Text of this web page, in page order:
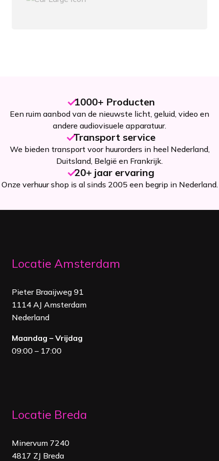
1000+ Producten
Een ruim aanbod van de nieuwste licht, geluid, video en
andere audiovisuele apparatuur.
Transport service
We bieden transport voor huurorders in heel Nederland,
Duitsland, België en Frankrijk.
20+ jaar ervaring
Onze verhuur shop is al sinds 2005 een begrip in Nederland.
Locatie Amsterdam
Pieter Braaijweg 91
1114 AJ Amsterdam
Nederland
Maandag – Vrijdag
09:00 – 17:00
Locatie Breda
Minervum 7240
4817 ZJ Breda